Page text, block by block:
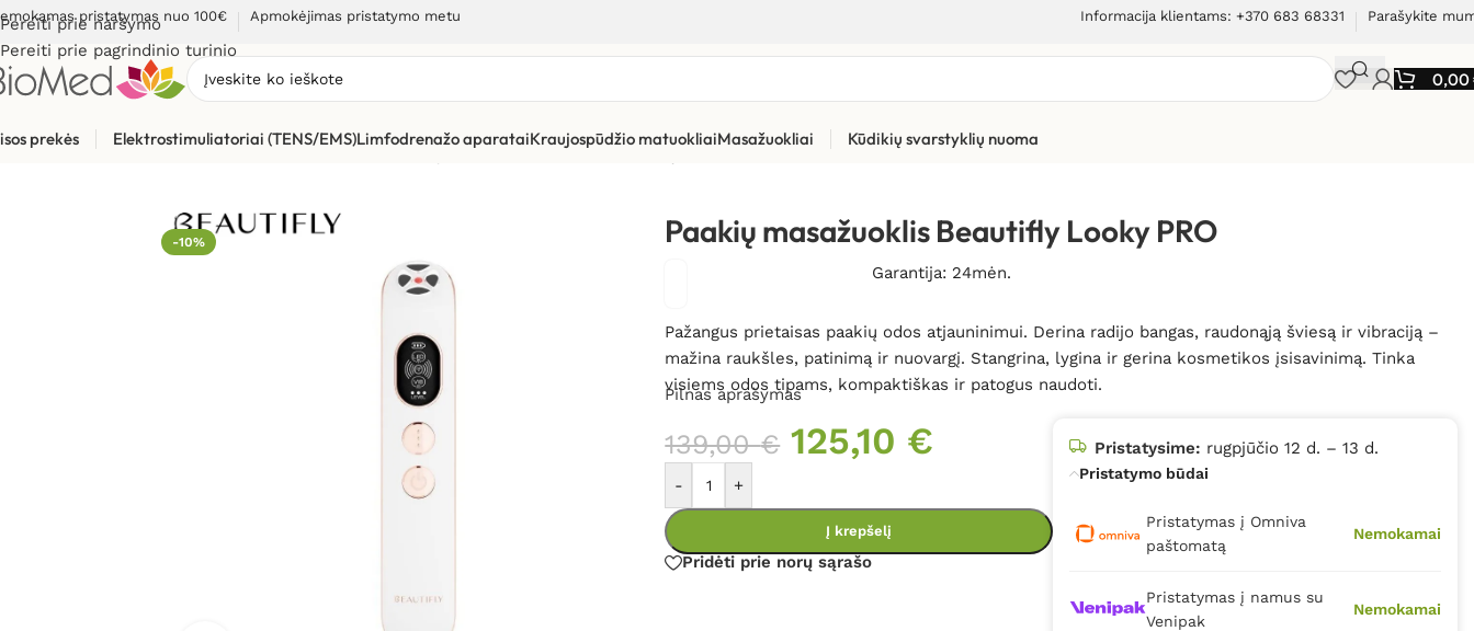
Pereiti prie naršymo
Pereiti prie pagrindinio turinio
pristatymas nuo 100€ Apmokėjimas pristatymo metu Informacija klientams: +370 683 68331 Parašykite
0,00
prekės Elektrostimuliatoriai (TENS/EMS)Limfodrenažo aparataiKraujospūdžio matuokliaiMasažuokliai Kūdikių svarstyklių nuoma
Grožio priežiūrai, odos problemoms Paakių masažuoklis Beautifly Looky PRO
-10% Paakių masažuoklis Beautifly Looky PRO
Garantija: 24mėn.
Pažangus prietaisas paakių odos atjauninimui. Derina radijo bangas, raudonąją šviesą ir vibraciją –
mažina raukšles, patinimą ir nuovargį. Stangrina, lygina ir gerina kosmetikos įsisavinimą. Tinka
visiems odos tipams, kompaktiškas ir patogus naudoti.
Pilnas aprašymas
139,00€ 125,10 €
- +
Į krepšelį
Pridėti prie norų sąrašo
Pristatysime: rugpjūčio 12 d. – 13 d.
Pristatymo būdai
Pristatymas į Omniva
paštomatą
Nemokamai
Pristatymas į namus su
Venipak
Nemokamai